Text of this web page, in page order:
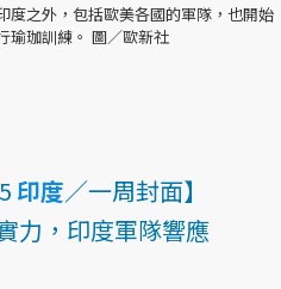
度之外，包括歐美各國的軍隊，也開始
瑜珈訓練。 圖／歐新社
印度／一周封面】
力，印度軍隊響應